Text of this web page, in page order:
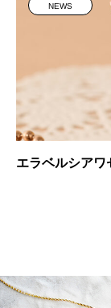
NEWS
エラベルシアワ